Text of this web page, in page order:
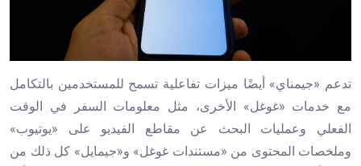
تدعم «جيمناي» أيضًا ميزات تفاعلية تسمح للمستخدمين بالتكامل
مع خدمات «غوغل» الأخرى، مثل معلومات السفر في الوقت
الفعلي وعمليات البحث عن مقاطع الفيديو على «يوتيوب»
وملخصات المحتوى من «مستندات غوغل» و«جيمايل» كل ذلك من